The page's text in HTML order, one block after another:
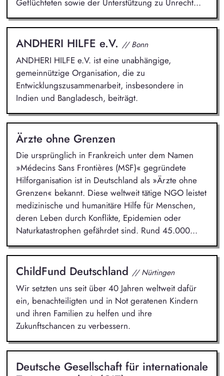
Geflüchteten sowie der Unterstützung zu Unrecht...
ANDHERI HILFE e.V. // Bonn
ANDHERI HILFE e.V. ist eine unabhängige,
gemeinnützige Organisation, die zu
Entwicklungszusammenarbeit, insbesondere in
Indien und Bangladesch, beiträgt.
Ärzte ohne Grenzen
Die ursprünglich in Frankreich unter dem Namen
»Médecins Sans Frontières (MSF)« gegründete
Hilforganisation ist in Deutschland als »Ärzte ohne
Grenzen« bekannt. Diese weltweit tätige NGO leistet
medizinische und humanitäre Hilfe für Menschen,
deren Leben durch Konflikte, Epidemien oder
Naturkatastrophen gefährdet sind. Rund 45.000...
ChildFund Deutschland // Nürtingen
Wir setzten uns seit über 40 Jahren weltweit dafür
ein, benachteiligten und in Not geratenen Kindern
und ihren Familien zu helfen und ihre
Zukunftschancen zu verbessern.
Deutsche Gesellschaft für internationale